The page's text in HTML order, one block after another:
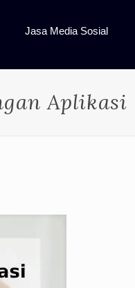
Jasa Media Sosial
Aplikasi